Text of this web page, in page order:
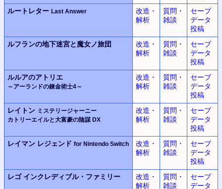
ルートレター Last Answer
改造・
解析
質問・
雑談
セーブ
データ
投稿
ルフランの地下迷宮と魔女ノ旅団
改造・
解析
質問・
雑談
セーブ
データ
投稿
ルルアのアトリエ
～アーランドの錬金術士4～
改造・
解析
質問・
雑談
セーブ
データ
投稿
レイトン ミステリージャーニー
カトリーエイルと大富豪の陰謀 DX
改造・
解析
質問・
雑談
セーブ
データ
投稿
レイマン レジェンド for Nintendo Switch
改造・
解析
質問・
雑談
セーブ
データ
投稿
レゴ インクレディブル・ファミリー
改造・
解析
質問・
雑談
セーブ
データ